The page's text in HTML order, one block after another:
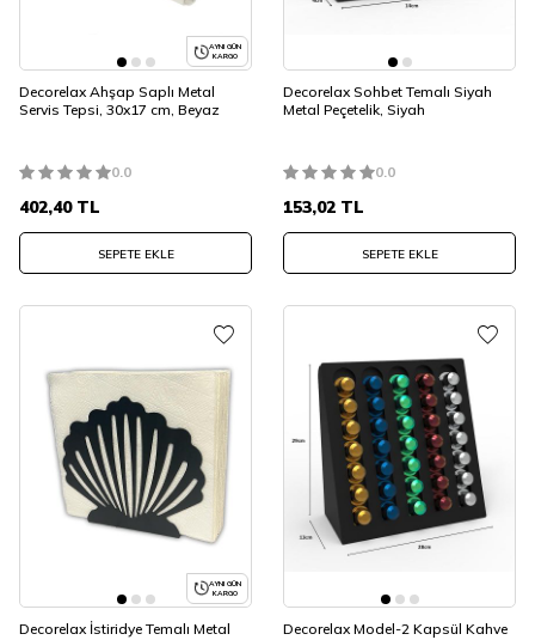
AYNI GÜN
KARGO
Decorelax Ahşap Saplı Metal
Servis Tepsi, 30x17 cm, Beyaz
0.0
402,40TL
SEPETE EKLE
Decorelax Sohbet Temalı Siyah
Metal Peçetelik, Siyah
0.0
153,02 TL
SEPETE EKLE
AYNI GÜN
KARGO
Decorelax İstiridye Temalı Metal
Decorelax Model-2 Kapsül Kahve